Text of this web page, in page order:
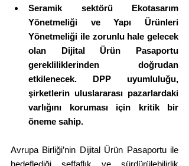
Seramik sektörü Ekotasarım
Yönetmeliği ve Yapı Ürünleri
Yönetmeliği ile zorunlu hale gelecek
olan Dijital Ürün Pasaportu
gerekliliklerinden doğrudan
etkilenecek. DPP uyumluluğu,
şirketlerin uluslararası pazarlardaki
varlığını koruması için kritik bir
öneme sahip.
Avrupa Birliği’nin Dijital Ürün Pasaportu ile
hedeflediği şeffaflık ve sürdürülebilirlik